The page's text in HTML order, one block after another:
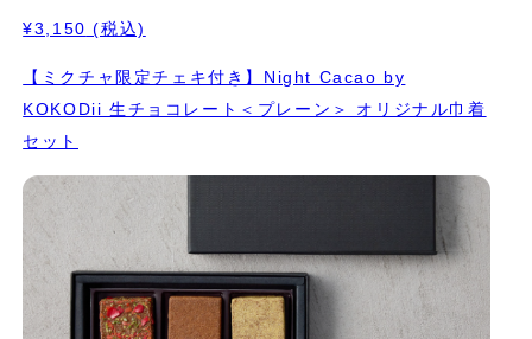
¥3,150 (税込)
【ミクチャ限定チェキ付き】Night Cacao by
KOKODii 生チョコレート＜プレーン＞ オリジナル巾着
セット